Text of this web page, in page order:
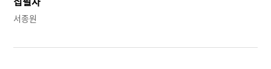
서종원